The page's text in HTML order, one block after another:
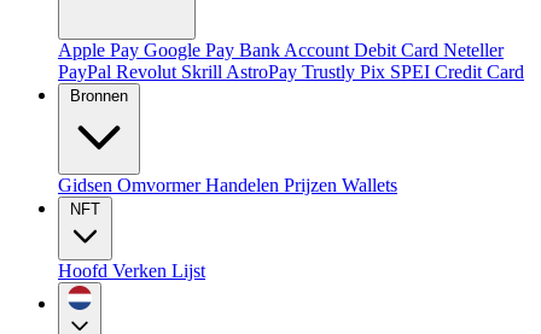
Apple Pay Google Pay Bank Account Debit Card Neteller
PayPal Revolut Skrill AstroPay Trustly Pix SPEI Credit Card
Bronnen
Gidsen OmvormerHandelen Prijzen Wallets
NFT
Hoofd Verken Lijst